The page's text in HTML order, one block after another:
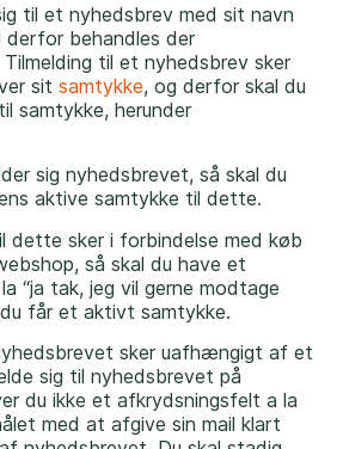
til et nyhedsbrev med sit navn
derfor behandles der
Tilmelding til et nyhedsbrev sker
sit samtykke, og derfor skal du
samtykke, herunder
sig nyhedsbrevet, så skal du
aktive samtykke til dette.
dette sker i forbindelse med køb
så skal du have et
“ja tak, jeg vil gerne modtage
får et aktivt samtykke.
sker uafhængigt af et
sig til nyhedsbrevet på
du ikke et afkrydsningsfelt a la
med at afgive sin mail klart